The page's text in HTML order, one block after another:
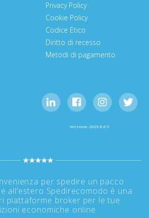
Privacy Policy
Cookie Policy
Codice Etico
Diritto di recesso
Metodi di pagamento
Versione: 2026.8.6.5
per spedire un pacco
all’estero Spedirecomodo è una
piattaforme broker per le tue
economiche online